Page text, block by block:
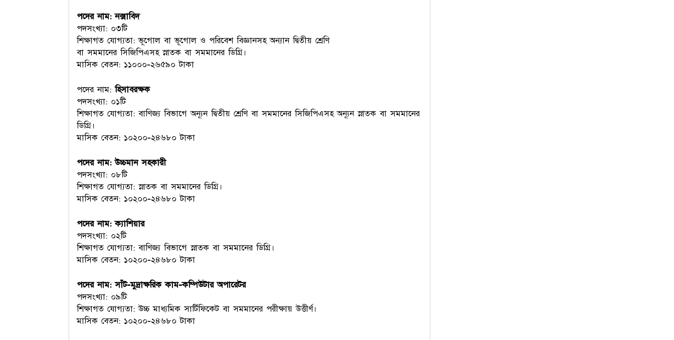
পদের নাম: নক্সাবিদ
পদসংখ্যা: ০৩টি
শিক্ষাগত যোগ্যতা: ভূগোল বা ভূগোল ও পরিবেশ বিজ্ঞানসহ অন্যান দ্বিতীয় শ্রেণি
বা সমমানের সিজিপিএসহ স্নাতক বা সমমানের ডিগ্রি।
মাসিক বেতন: ১১০০০-২৬৫৯০ টাকা
পদের নাম:হিসাবরক্ষক
পদসংখ্যা: ০১টি
শিক্ষাগত যোগ্যতা: বাণিজ্য বিভাগে অন্যূন দ্বিতীয় শ্রেণি বা সমমানের সিজিপিএসহ অন্যূন স্নাতক বা সমমানের
ডিগ্রি।
মাসিক বেতন: ১০২০০-২৪৬৮০ টাকা
পদের নাম: উচ্চমান সহকারী
পদসংখ্যা: ০৮টি
শিক্ষাগত যোগ্যতা: স্নাতক বা সমমানের ডিগ্রি।
মাসিক বেতন: ১০২০০-২৪৬৮০ টাকা
পদের নাম: ক্যাশিয়ার
পদসংখ্যা: ০২টি
শিক্ষাগত যোগ্যতা: বাণিজ্য বিভাগে স্নাতক বা সমমানের ডিগ্রি।
মাসিক বেতন: ১০২০০-২৪৬৮০ টাকা
পদের নাম: সাঁট-মুদ্রাক্ষরিক কাম-কম্পিউটার অপারেটর
পদসংখ্যা: ০৯টি
শিক্ষাগত যোগ্যতা: উচ্চ মাধ্যমিক সার্টিফিকেট বা সমমানের পরীক্ষায় উত্তীর্ণ।
মাসিক বেতন: ১০২০০-২৪৬৮০ টাকা